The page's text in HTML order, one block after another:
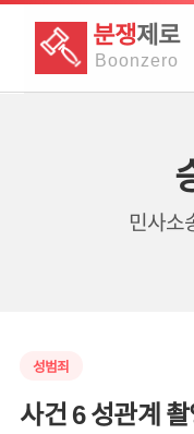
분쟁제로
Boonzero
민사소
성범죄
사건 6 성관계